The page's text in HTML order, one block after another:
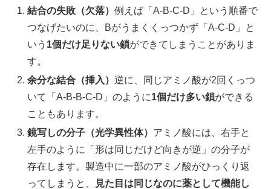
結合の失敗（欠落）例えば「A-B-C-D」という順番で
つなげたいのに、Bがうまくくっつかず「A-C-D」と
いう 1個だけ足りない鎖ができてしまうことがありま
す。
余分な結合（挿入）逆に、同じアミノ酸が2回くっつ
いて「A-B-B-C-D」のように1個だけ多い鎖ができる
こともあります。
鏡写しの分子（光学異性体） アミノ酸には、右手と
左手のように「形は同じだけど向きが逆」の分子が
存在します。製造中に一部のアミノ酸がひっくり返
ってしまうと、
見た目は同じなのに薬として機能し